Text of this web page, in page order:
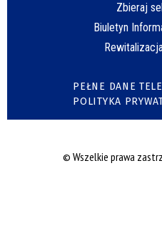
Zbieraj
Biuletyn
PEŁNE DANE
POLITYKA
© Wszelkie prawa